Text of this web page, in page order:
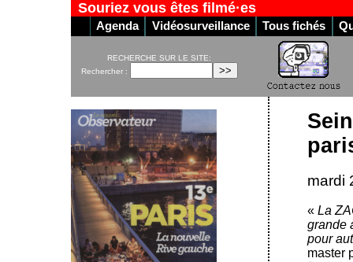
Souriez vous êtes filmé·es
Agenda Vidéosurveillance Tous fichés
RECHERCHE SUR LE SITE:
Rechercher :
mardi
« La
grande
pour
master